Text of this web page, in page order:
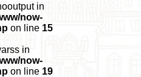
in
now-
on line 15
in
now-
on line 19